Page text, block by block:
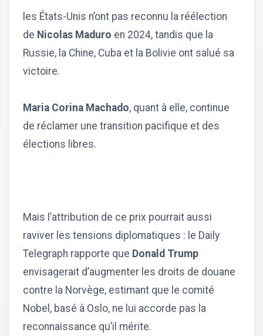
les États-Unis n’ont pas reconnu la réélection
de Nicolas Maduro en 2024, tandis que la
Russie, la Chine, Cuba et la Bolivie ont salué sa
victoire.
Maria Corina Machado, quant à elle, continue
de réclamer une transition pacifique et des
élections libres.
Mais l’attribution de ce prix pourrait aussi
raviver les tensions diplomatiques : le Daily
Telegraph rapporte que Donald Trump
envisagerait d’augmenter les droits de douane
contre la Norvège, estimant que le comité
Nobel, basé à Oslo, ne lui accorde pas la
reconnaissance qu’il mérite.